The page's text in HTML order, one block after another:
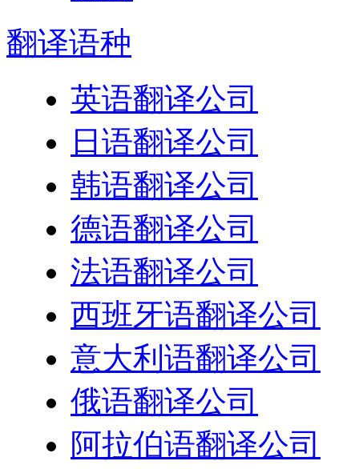
翻译语种
英语翻译公司
日语翻译公司
韩语翻译公司
德语翻译公司
法语翻译公司
西班牙语翻译公司
意大利语翻译公司
俄语翻译公司
阿拉伯语翻译公司